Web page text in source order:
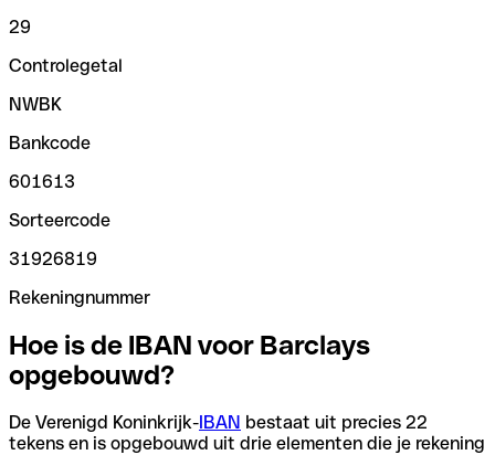
29
Controlegetal
NWBK
Bankcode
601613
Sorteercode
31926819
Rekeningnummer
Hoe is de IBAN voor Barclays
opgebouwd?
De Verenigd Koninkrijk-IBAN bestaat uit precies 22
tekens en is opgebouwd uit drie elementen die je rekening